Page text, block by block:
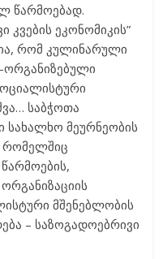
წარმოებად.
ეკონომიკის”
რომ კულინარული
საბჭოთა
სახალხო მეურნეობის
რომელშიც
მშენებლობის
– საზოგადოებრივი